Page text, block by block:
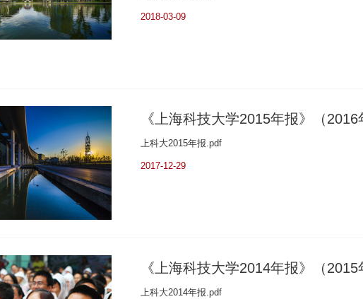
2018-03-09
《上海科技大学2015年报》（
上科大2015年报.pdf
2017-12-29
《上海科技大学2014年报》（
上科大2014年报.pdf